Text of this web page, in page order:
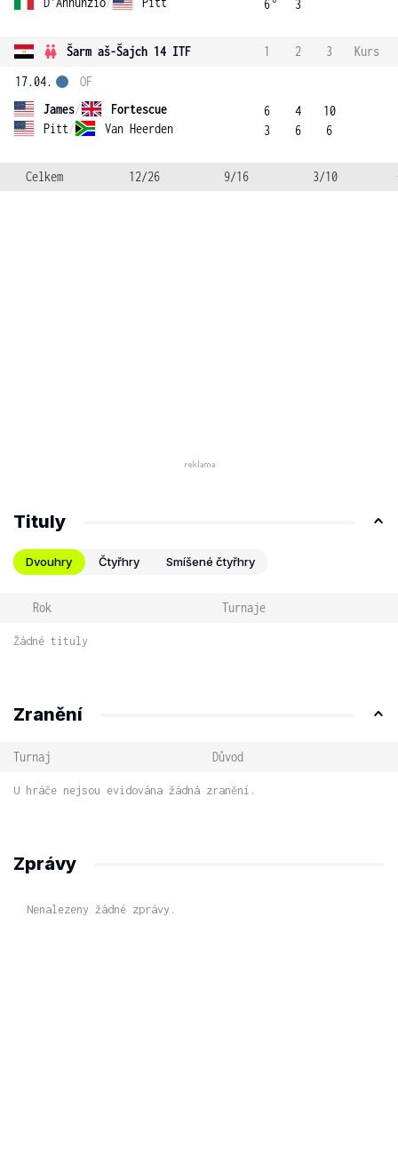
6
3
Šarm aš-Šajch 14 ITF 1 2 3
Kurs
17.04.
James/
Fortescue
Pitt/ Van Heerden
OF
6
3
4
6
10
6
Celkem 12/26 9/16 3/10
Tituly
Dvouhry Čtyřhry Smíšené čtyřhry
Rok Turnaje
Žádné tituly
Zranění
Turnaj Důvod
U hráče nejsou evidována žádná zranění.
Zprávy
Nenalezeny žádné zprávy.